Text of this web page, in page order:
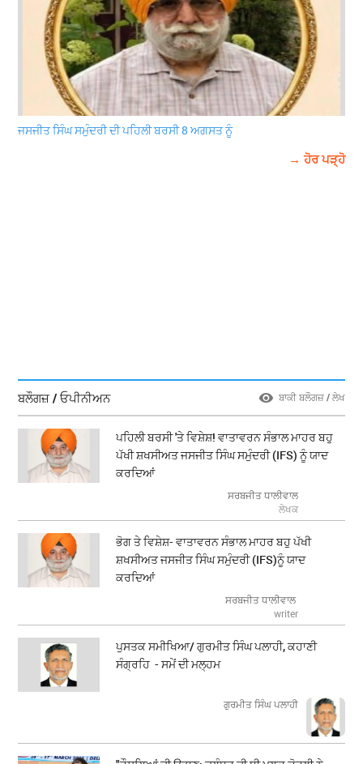
ਜਸਜੀਤ ਸਿੰਘ ਸਮੁੰਦਰੀ ਦੀ ਪਹਿਲੀ ਬਰਸੀ 8 ਅਗਸਤ ਨੂੰ
→ ਹੋਰ ਪੜ੍ਹੋ
ਬਲੌਗਜ਼ / ਓਪੀਨੀਅਨ ਬਾਕੀ ਬਲੌਗਜ਼ / ਲੇਖ
ਪਹਿਲੀ ਬਰਸੀ 'ਤੇ ਵਿਸ਼ੇਸ਼! ਵਾਤਾਵਰਨ ਸੰਭਾਲ ਮਾਹਰ ਬਹੁ
ਪੱਖੀ ਸ਼ਖਸੀਅਤ ਜਸਜੀਤ ਸਿੰਘ ਸਮੁੰਦਰੀ (IFS) ਨੂੰ ਯਾਦ
ਕਰਦਿਆਂ
ਸਰਬਜੀਤ ਧਾਲੀਵਾਲ
ਲੇਖਕ
ਭੋਗ ਤੇ ਵਿਸ਼ੇਸ਼- ਵਾਤਾਵਰਨ ਸੰਭਾਲ ਮਾਹਰ ਬਹੁ ਪੱਖੀ
ਸ਼ਖਸੀਅਤ ਜਸਜੀਤ ਸਿੰਘ ਸਮੁੰਦਰੀ (IFS)ਨੂੰ ਯਾਦ
ਕਰਦਿਆਂ
ਸਰਬਜੀਤ ਧਾਲੀਵਾਲ
writer
ਪੁਸਤਕ ਸਮੀਖਿਆ/ ਗੁਰਮੀਤ ਸਿੰਘ ਪਲਾਹੀ, ਕਹਾਣੀ
ਸੰਗ੍ਰਹਿ - ਸਮੇਂ ਦੀ ਮਲ੍ਹਮ
ਗੁਰਮੀਤ ਸਿੰਘ ਪਲਾਹੀ